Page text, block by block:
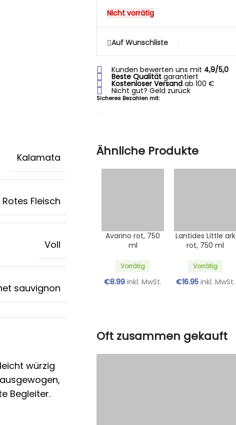
Nicht vorrätig
Auf Wunschliste
Kunden bewerten uns mit 4,9/5,0
Beste Qualität garantiert
Kostenloser Versand ab 100 €
Nicht gut? Geld zurück
Sicheres Bezahlen mit:
Kalamata
Rotes Fleisch
Voll
sauvignon
würzig
Begleiter.
Ähnliche Produkte
Avarino rot, 750
ml
Vorrätig
€8.99 inkl. MwSt.
Lantides Little ark
rot, 750 ml
Vorrätig
€16.95 inkl. MwSt.
Oft zusammen gekauft